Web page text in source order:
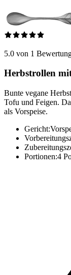
5.0 von 1
Herbstrollen
Bunte vegane
Tofu und Feigen.
als Vorspeise.
Gericht:
Portionen:4